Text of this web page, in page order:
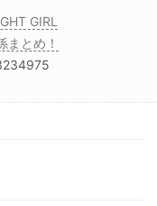
GIRL
まとめ！